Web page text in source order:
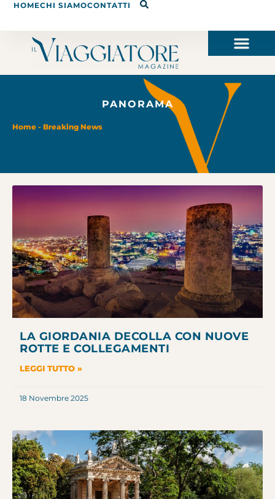
HOMECHI SIAMOCONTATTI
PANORAMA
Home - Breaking News
LA GIORDANIA DECOLLA CON NUOVE
ROTTE E COLLEGAMENTI
LEGGI TUTTO »
18 Novembre 2025